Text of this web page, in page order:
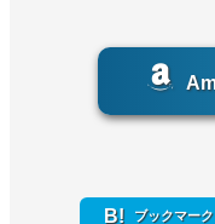
ブックマーク